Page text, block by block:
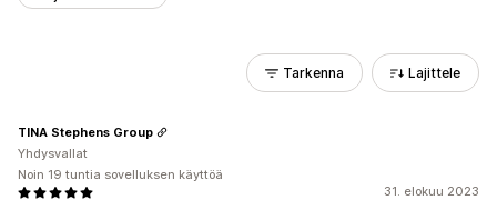
Tarkenna Lajittele
31. elokuu 2023
TINA Stephens Group
Yhdysvallat
Noin 19 tuntia sovelluksen käyttöä